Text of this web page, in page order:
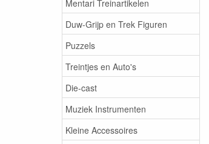
Mentari Treinartikelen
Duw-Grijp en Trek Figuren
Puzzels
Treintjes en Auto's
Die-cast
Muziek Instrumenten
Kleine Accessoires